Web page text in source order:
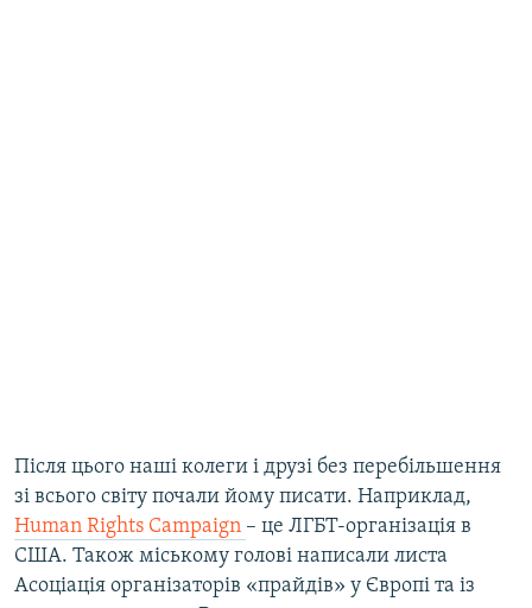
Після цього наші колеги і друзі без перебільшення
зі всього світу почали йому писати. Наприклад,
Human Rights Campaign – це ЛГБТ-організація в
США. Також міському голові написали листа
Асоціація організаторів «прайдів» у Європі та із